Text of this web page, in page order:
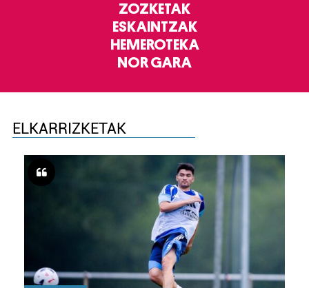
ZOZKETAK
ESKAINTZAK
HEMEROTEKA
NOR GARA
ELKARRIZKETAK